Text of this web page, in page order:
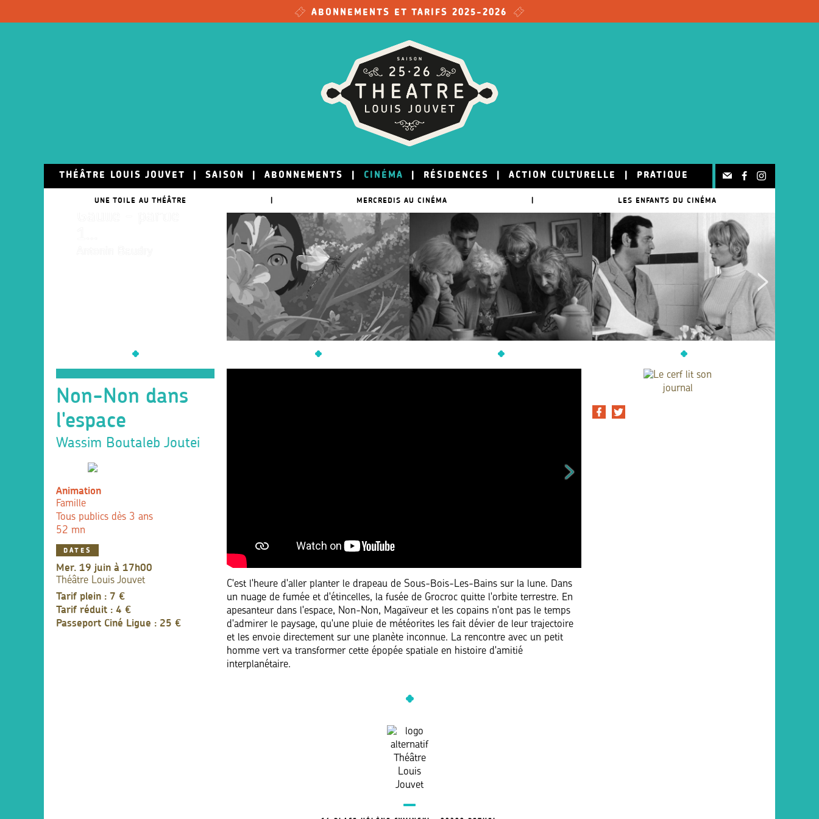
ABONNEMENTS ET TARIFS 2025-2026
THÉÂTRE LOUIS JOUVET SAISON ABONNEMENTS CINÉMA RÉSIDENCES ACTION CULTURELLE PRATIQUE
UNE TOILE AU THÉÂTRE | MERCREDIS AU CINÉMA | LES ENFANTS DU CINÉMA
15 juill.
La Bataille de
Non-Non dans
l'espace
Wassim Boutaleb Joutei
Animation
Famille
Tous publics dès 3 ans
52 mn
DATES
mer. 19 juin à 17h00
Théâtre Louis Jouvet
Tarif plein : 7 €
Tarif réduit : 4 €
Passeport Ciné Ligue : 25 €
C'est l'heure d'aller planter le drapeau de Sous-Bois-Les-Bains sur la lune. Dans
un nuage de fumée et d'étincelles, la fusée de Grocroc quitte l'orbite terrestre. En
apesanteur dans l'espace, Non-Non, Magaïveur et les copains n'ont pas le temps
d'admirer le paysage, qu'une pluie de météorites les fait dévier de leur trajectoire
et les envoie directement sur une planète inconnue. La rencontre avec un petit
homme vert va transformer cette épopée spatiale en histoire d'amitié
interplanétaire.